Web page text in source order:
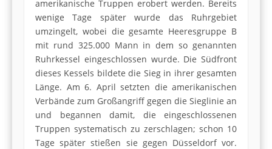
amerikanische Truppen erobert werden. Bereits
wenige Tage später wurde das Ruhrgebiet
umzingelt, wobei die gesamte Heeresgruppe B
mit rund 325.000 Mann in dem so genannten
Ruhrkessel eingeschlossen wurde. Die Südfront
dieses Kessels bildete die Sieg in ihrer gesamten
Länge. Am 6. April setzten die amerikanischen
Verbände zum Großangriff gegen die Sieglinie an
und begannen damit, die eingeschlossenen
Truppen systematisch zu zerschlagen; schon 10
Tage später stießen sie gegen Düsseldorf vor.